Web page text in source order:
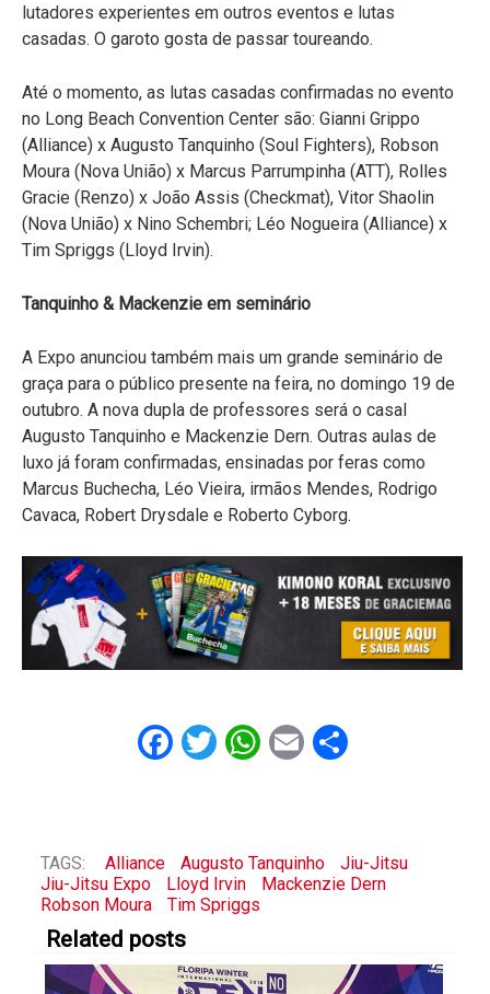
lutadores experientes em outros eventos e lutas
casadas. O garoto gosta de passar toureando.
Até o momento, as lutas casadas confirmadas no evento
no Long Beach Convention Center são: Gianni Grippo
(Alliance) x Augusto Tanquinho (Soul Fighters), Robson
Moura (Nova União) x Marcus Parrumpinha (ATT), Rolles
Gracie (Renzo) x João Assis (Checkmat), Vitor Shaolin
(Nova União) x Nino Schembri; Léo Nogueira (Alliance) x
Tim Spriggs (Lloyd Irvin).
Tanquinho & Mackenzie em seminário
A Expo anunciou também mais um grande seminário de
graça para o público presente na feira, no domingo 19 de
outubro. A nova dupla de professores será o casal
Augusto Tanquinho e Mackenzie Dern. Outras aulas de
luxo já foram confirmadas, ensinadas por feras como
Marcus Buchecha, Léo Vieira, irmãos Mendes, Rodrigo
Cavaca, Robert Drysdale e Roberto Cyborg.
Facebook
Twitter
WhatsApp
EmailShare
TAGS: Alliance Augusto Tanquinho
Jiu-Jitsu
Jiu-Jitsu Expo
Lloyd Irvin
Mackenzie Dern
Robson Moura
Tim Spriggs
Related posts